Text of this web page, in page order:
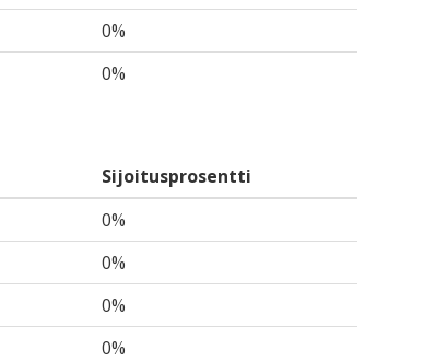
0%
0%
Sijoitusprosentti
0%
0%
0%
0%